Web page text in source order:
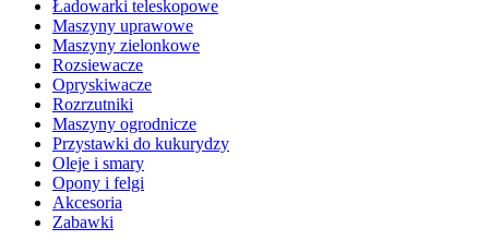
Ładowarki teleskopowe
Maszyny uprawowe
Maszyny zielonkowe
Rozsiewacze
Opryskiwacze
Rozrzutniki
Maszyny ogrodnicze
Przystawki do kukurydzy
Oleje i smary
Opony i felgi
Akcesoria
Zabawki